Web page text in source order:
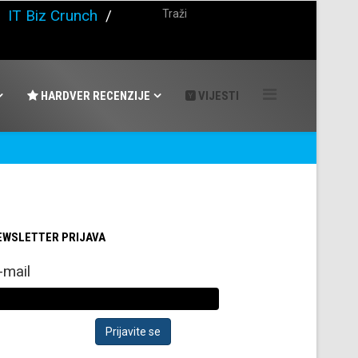
IT Biz Crunch /
HARDVER RECENZIJE VIJESTI
PRIJAVA